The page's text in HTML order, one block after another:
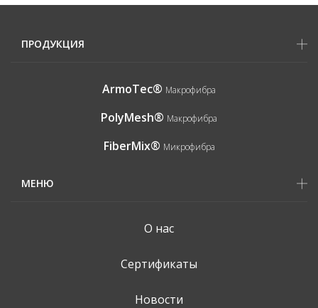
ПРОДУКЦИЯ
ArmoTec® Макрофибра
PolyMesh® Макрофибра
FiberMix® Микрофибра
МЕНЮ
О нас
Сертификаты
Новости